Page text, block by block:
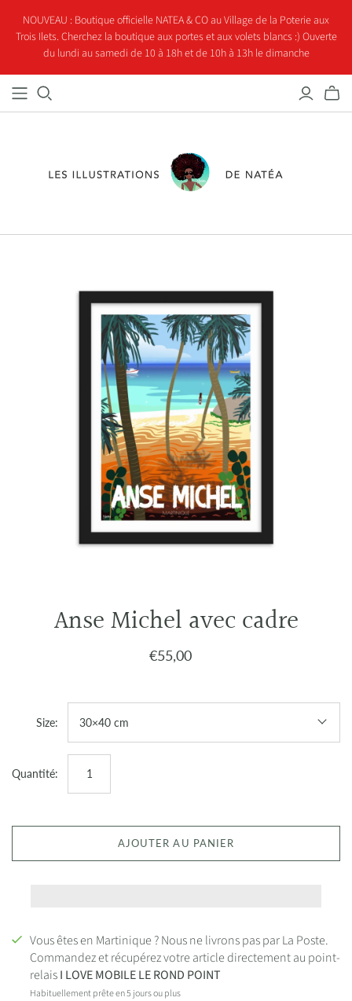
NOUVEAU : Boutique officielle NATEA & CO au Village de la Poterie aux
Trois Ilets. Cherchez la boutique aux portes et aux volets blancs :) Ouverte
du lundi au samedi de 10 à 18h et de 10h à 13h le dimanche
Anse Michel avec cadre
€55,00
Size: 30×40 cm
Quantité:
AJOUTER AU PANIER
Vous êtes en Martinique ? Nous ne livrons pas par La Poste.
Commandez et récupérez votre article directement au point-
relaisI LOVE MOBILE LE ROND POINT
Habituellement prête en 5 jours ou plus